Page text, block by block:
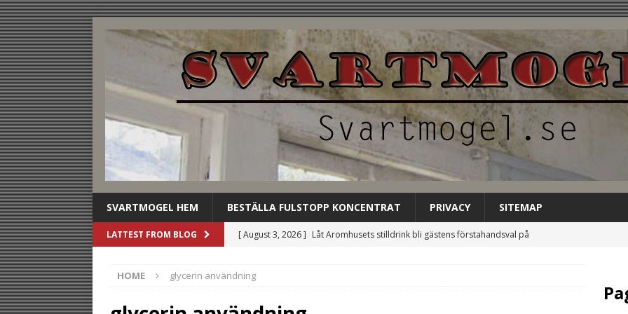
SVARTMOGEL HEM BESTÄLLA FULSTOPP KONCENTRAT PRIVACY SITEMAP
LATTEST FROM BLOG [ August 3, 2026 ] Låt Aromhusets stilldrink bli gästens förstahandsval på
[ August 2, 2026 ]
gästen
UNCATEGORIZED
HOME glycerin användning